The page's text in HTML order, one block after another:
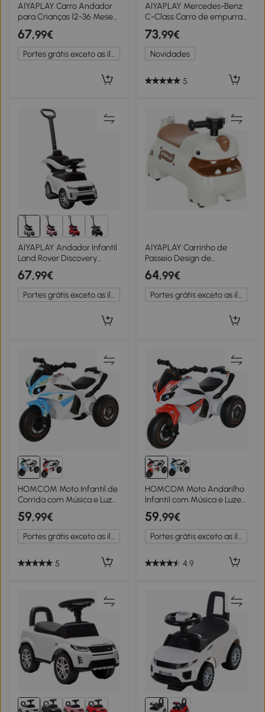
AIYAPLAY Carro Andador
para Crianças 12-36 Meses
com Espaço de
Armazenamento Design
de Robot com Olhos
Luminosos Música Buzina
67,99€
AIYAPLAY Mercedes-Benz
C-Class Carro de empurrar
com buzina, sons de motor,
compartimento, para
crianças 18-36 meses,
Branco
73,99€
Novidades
5
AIYAPLAY Andador Infantil
Land Rover Discovery
Licenciado Carrinho para
EmPUrrar com Pega
Removível 84x40x94,5cm
Branco
67,99€
Portes grátis exceto as ilhas
AIYAPLAY Carrinho de
Passeio Design de
Dinossauro Volante Luzes
Filhos 4 Rodas Creme
Branco e Castanho
64,99€
Portes grátis exceto as ilhas
HOMCOM Moto Infantil de
Corrida com Música e Luzes
Azul e Branco
59,99€
Portes grátis exceto as ilhas
5
HOMCOM Moto Andarilho
Infantil com Música e Luzes
Branco e Vermelho
59,99€
Portes grátis exceto as ilhas
4.9